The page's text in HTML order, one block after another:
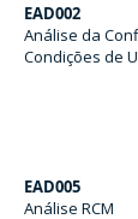
EAD002
Análise da
Condições de
EAD005
Análise RCM